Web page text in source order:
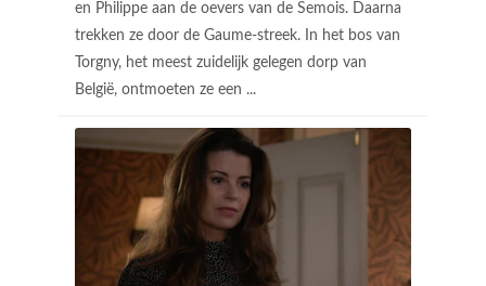
en Philippe aan de oevers van de Semois. Daarna
trekken ze door de Gaume-streek. In het bos van
Torgny, het meest zuidelijk gelegen dorp van
België, ontmoeten ze een ...